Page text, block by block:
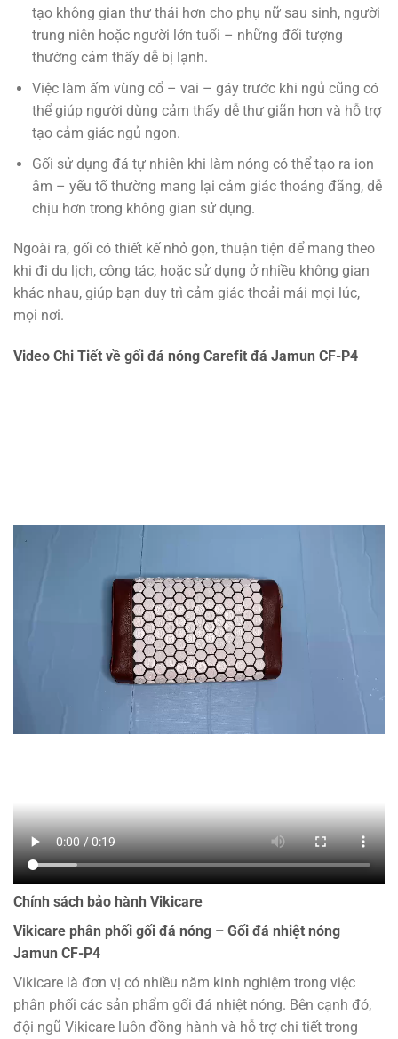
tạo không gian thư thái hơn cho phụ nữ sau sinh, người
trung niên hoặc người lớn tuổi – những đối tượng
thường cảm thấy dễ bị lạnh.
Việc làm ấm vùng cổ – vai – gáy trước khi ngủ cũng có
thể giúp người dùng cảm thấy dễ thư giãn hơn và hỗ trợ
tạo cảm giác ngủ ngon.
Gối sử dụng đá tự nhiên khi làm nóng có thể tạo ra ion
âm – yếu tố thường mang lại cảm giác thoáng đãng, dễ
chịu hơn trong không gian sử dụng.
Ngoài ra, gối có thiết kế nhỏ gọn, thuận tiện để mang theo
khi đi du lịch, công tác, hoặc sử dụng ở nhiều không gian
khác nhau, giúp bạn duy trì cảm giác thoải mái mọi lúc,
mọi nơi.
Video Chi Tiết về gối đá nóng Carefit đá Jamun CF-P4
Chính sách bảo hành Vikicare
Vikicare phân phối gối đá nóng – Gối đá nhiệt nóng
Jamun CF-P4
Vikicare là đơn vị có nhiều năm kinh nghiệm trong việc
phân phối các sản phẩm gối đá nhiệt nóng. Bên cạnh đó,
đội ngũ Vikicare luôn đồng hành và hỗ trợ chi tiết trong